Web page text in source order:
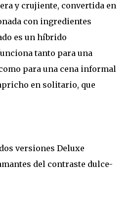
y crujiente, convertida en
con ingredientes
es un híbrido
tanto para una
para una cena informal
en solitario, que
versiones Deluxe
del contraste dulce-